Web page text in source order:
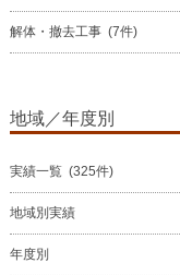
解体・撤去工事 (7件)
地域／年度別
実績一覧 (325件)
地域別実績
年度別